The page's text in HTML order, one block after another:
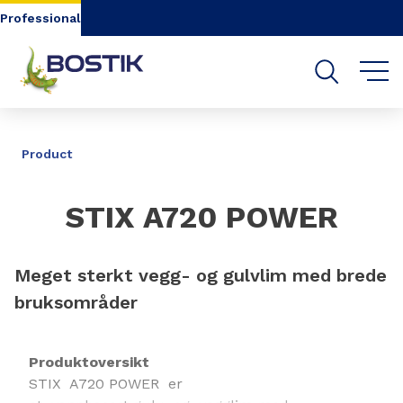
Go to content
Professional
Product
STIX A720 POWER
Meget sterkt vegg- og gulvlim med brede
bruksområder
Produktoversikt
STIX A720 POWER er